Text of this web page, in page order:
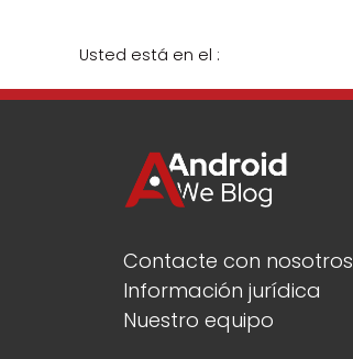
Usted está en el :
Contacte con nosotros
Información jurídica
Nuestro equipo